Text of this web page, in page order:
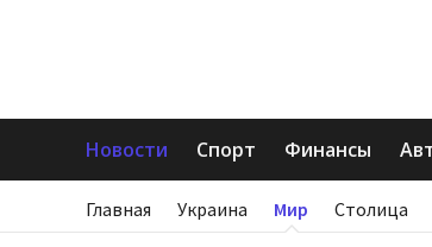
Новости Спорт Финансы
Главная Украина Мир Столица